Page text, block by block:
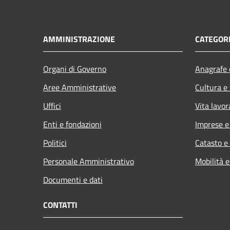
AMMINISTRAZIONE
Organi di Governo
Aree Amministrative
Uffici
Enti e fondazioni
Politici
Personale Amministrativo
Documenti e dati
Cultura
Vita
Imprese
Catasto
Mobilità
CONTATTI